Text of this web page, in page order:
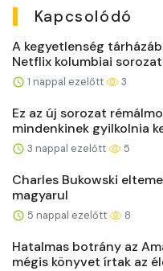
Kapcsolódó
A kegyetlenség
Netflix kolumbiai
1 nappal ezelőtt 3
Ez az új sorozat
mindenkinek gyilkolnia
3 nappal ezelőtt 5
Charles Bukowski
magyarul
5 nappal ezelőtt 8
Hatalmas botrány az
mégis könyvet írtak az